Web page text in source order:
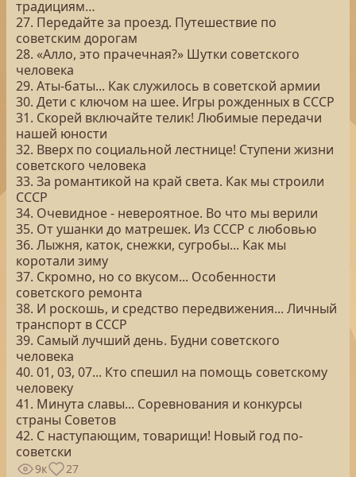
традициям…
27. Передайте за проезд. Путешествие по
советским дорогам
28. «Алло, это прачечная?» Шутки советского
человека
29. Аты-баты... Как служилось в советской армии
30. Дети с ключом на шее. Игры рожденных в СССР
31. Скорей включайте телик! Любимые передачи
нашей юности
32. Вверх по социальной лестнице! Ступени жизни
советского человека
33. За романтикой на край света. Как мы строили
СССР
34. Очевидное - невероятное. Во что мы верили
35. От ушанки до матрешек. Из СССР с любовью
36. Лыжня, каток, снежки, сугробы... Как мы
коротали зиму
37. Скромно, но со вкусом... Особенности
советского ремонта
38. И роскошь, и средство передвижения... Личный
транспорт в СССР
39. Самый лучший день. Будни советского
человека
40. 01, 03, 07... Кто спешил на помощь советскому
человеку
41. Минута славы... Соревнования и конкурсы
страны Советов
42. С наступающим, товарищи! Новый год по-
советски
9к 27